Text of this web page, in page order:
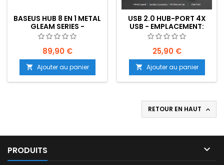
BASEUS HUB 8 EN 1 METAL
GLEAM SERIES -
EMPLACEMENT: Z02-
B90-E07
89,90 €
 Ajouter au panier
USB 2.0 HUB-PORT 4X
USB - EMPLACEMENT:
Z02-B90-E07
25,90 €
 Ajouter au panier
RETOUR EN HAUT 
PRODUITS 